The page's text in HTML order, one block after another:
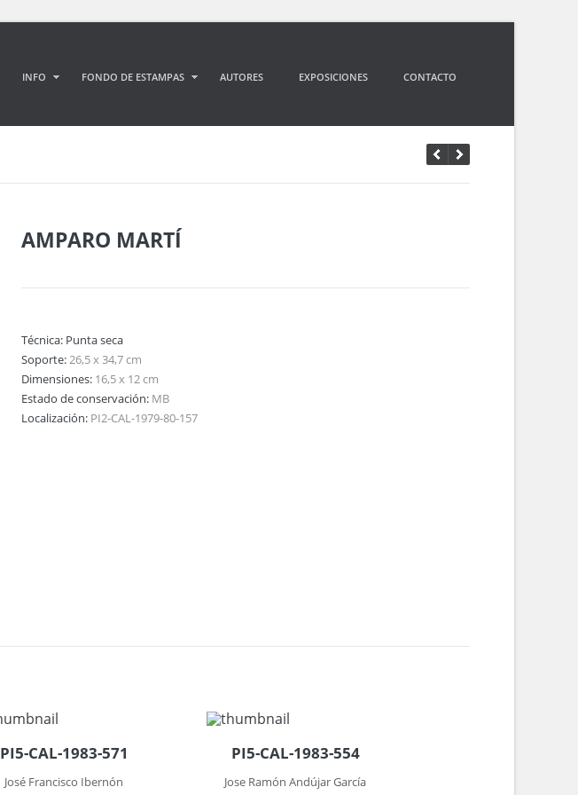
INFO FONDO DE ESTAMPAS AUTORES EXPOSICIONES CONTACTO
AMPARO MARTÍ
Técnica: Punta seca
Soporte:26,5 x 34,7 cm
Dimensiones: 16,5 x 12 cm
Estado de conservación: MB
Localización: PI2-CAL-1979-80-157
PI5-CAL-1983-571
José Francisco Ibernón
PI5-CAL-1983-554
Jose Ramón Andújar García